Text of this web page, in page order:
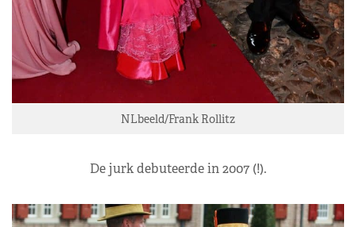
NLbeeld/Frank Rollitz
De jurk debuteerde in 2007 (!).